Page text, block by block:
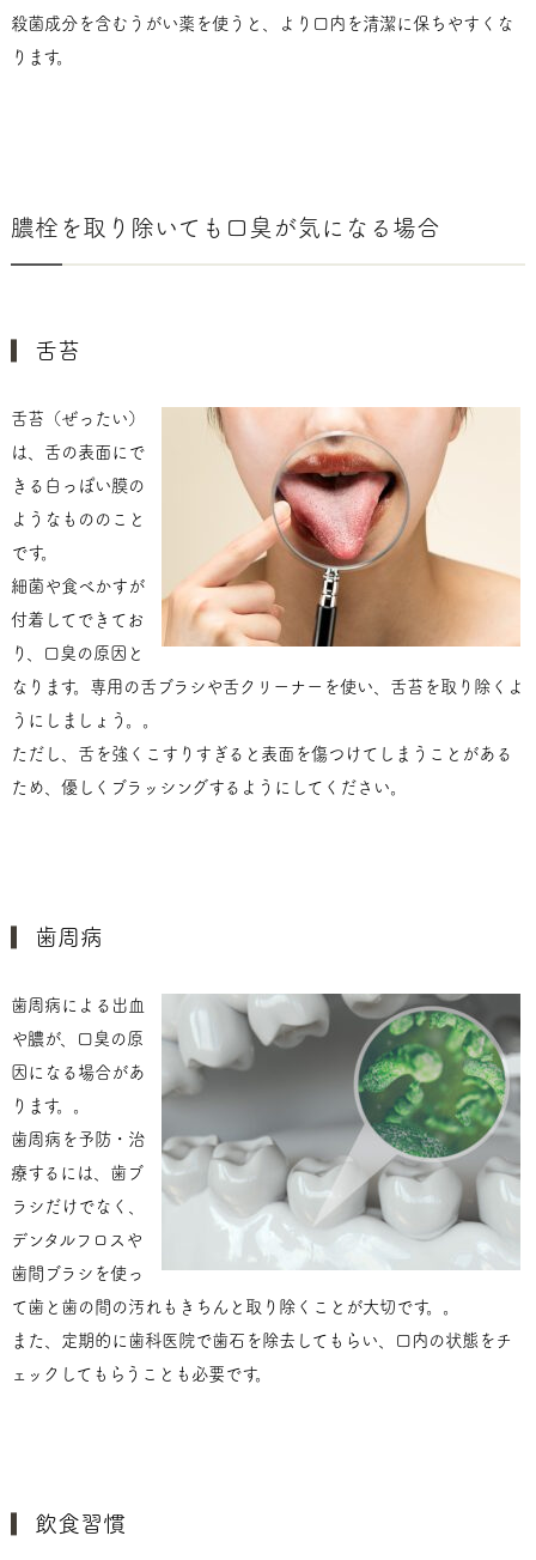
殺菌成分を含むうがい薬を使うと、より口内を清潔に保ちやすくな
ります。
膿栓を取り除いても口臭が気になる場合
舌苔
舌苔（ぜったい）
は、舌の表面にで
きる白っぽい膜の
ようなもののこと
です。
細菌や食べかすが
付着してできてお
り、口臭の原因と
なります。専用の舌ブラシや舌クリーナーを使い、舌苔を取り除くよ
うにしましょう。。
ただし、舌を強くこすりすぎると表面を傷つけてしまうことがある
ため、優しくブラッシングするようにしてください。
歯周病
歯周病による出血
や膿が、口臭の原
因になる場合があ
ります。。
歯周病を予防・治
療するには、歯ブ
ラシだけでなく、
デンタルフロスや
歯間ブラシを使っ
て歯と歯の間の汚れもきちんと取り除くことが大切です。。
また、定期的に歯科医院で歯石を除去してもらい、口内の状態をチ
ェックしてもらうことも必要です。
飲食習慣